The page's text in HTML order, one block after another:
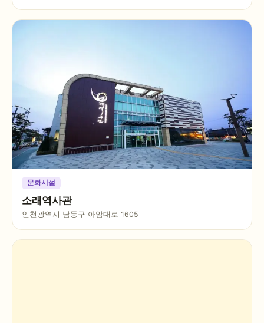
문화시설
소래역사관
인천광역시 남동구 아암대로 1605